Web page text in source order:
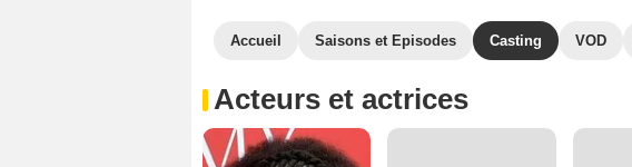
Accueil Saisons et Episodes Casting VOD
Acteurs et actrices